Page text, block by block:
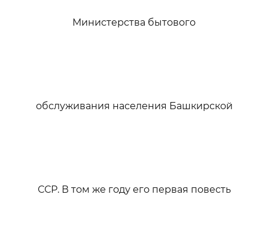
Министерства бытового
обслуживания населения Башкирской
ССР. В том же году его первая повесть